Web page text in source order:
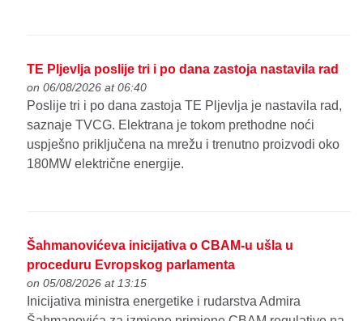
TE Pljevlja poslije tri i po dana zastoja nastavila rad
on 06/08/2026 at 06:40
Poslije tri i po dana zastoja TE Pljevlja je nastavila rad,
saznaje TVCG. Elektrana je tokom prethodne noći
uspješno priključena na mrežu i trenutno proizvodi oko
180MW električne energije.
Šahmanovićeva inicijativa o CBAM-u ušla u
proceduru Evropskog parlamenta
on 05/08/2026 at 13:15
Inicijativa ministra energetike i rudarstva Admira